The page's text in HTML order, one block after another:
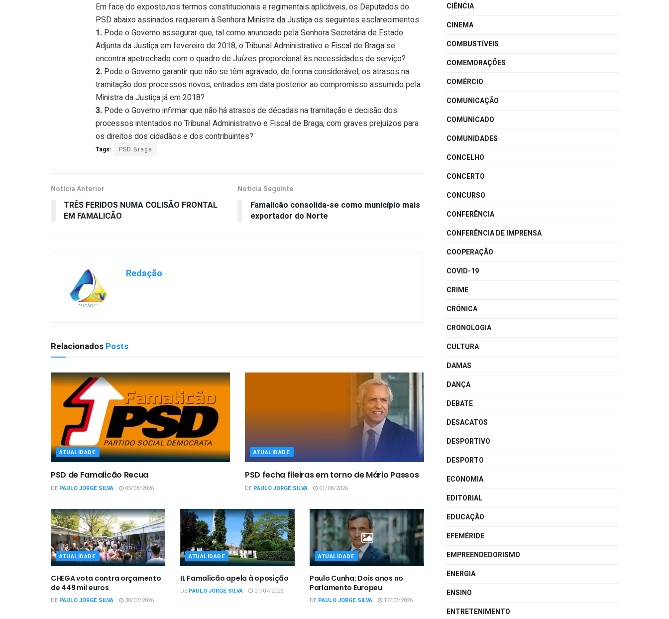
Em face do exposto,nos termos constitucionais e regimentais aplicáveis, os Deputados do
PSD abaixo assinados requerem à Senhora Ministra da Justiça os seguintes esclarecimentos:
1. Pode o Governo assegurar que, tal como anunciado pela Senhora Secretária de Estado
Adjunta da Justiça em fevereiro de 2018, o Tribunal Administrativo e Fiscal de Braga se
encontra apetrechado com o quadro de Juízes proporcional às necessidades de serviço?
2. Pode o Governo garantir que não se têm agravado, de forma considerável, os atrasos na
tramitação dos processos novos, entrados em data posterior ao compromisso assumido pela
Ministra da Justiça já em 2018?
3. Pode o Governo infirmar que não há atrasos de décadas na tramitação e decisão dos
processos intentados no Tribunal Administrativo e Fiscal de Braga, com graves prejuízos para
os direitos dos cidadãos e dos contribuintes?
Tags: PSD Braga
Notícia Anterior
TRÊS FERIDOS NUMA COLISÃO FRONTAL
EM FAMALICÃO
Notícia Seguinte
Famalicão consolida-se como município mais
exportador do Norte
Redação
Relacionados Posts
ATUALIDADE
PSD de Famalicão Recua
DE PAULO JORGE SILVA 05/08/2026
ATUALIDADE
PSD fecha fileiras em torno de Mário Passos
DE PAULO JORGE SILVA 01/08/2026
ATUALIDADE
CHEGA vota contra orçamento
de 449 mil euros
DE PAULO JORGE SILVA 30/07/2026
ATUALIDADE
IL Famalicão apela à oposição
DE PAULO JORGE SILVA 21/07/2026
ATUALIDADE
Paulo Cunha: Dois anos no
Parlamento Europeu
DE PAULO JORGE SILVA 17/07/2026
CIÊNCIA
CINEMA
COMBUSTÍVEIS
COMEMORAÇÕES
COMÉRCIO
COMUNICAÇÃO
COMUNICADO
COMUNIDADES
CONCELHO
CONCERTO
CONCURSO
CONFERÊNCIA
CONFERÊNCIA DE IMPRENSA
COOPERAÇÃO
COVID-19
CRIME
CRÓNICA
CRONOLOGIA
CULTURA
DAMAS
DANÇA
DEBATE
DESACATOS
DESPORTIVO
DESPORTO
ECONOMIA
EDITORIAL
EDUCAÇÃO
EFEMÉRIDE
EMPREENDEDORISMO
ENERGIA
ENSINO
ENTRETENIMENTO